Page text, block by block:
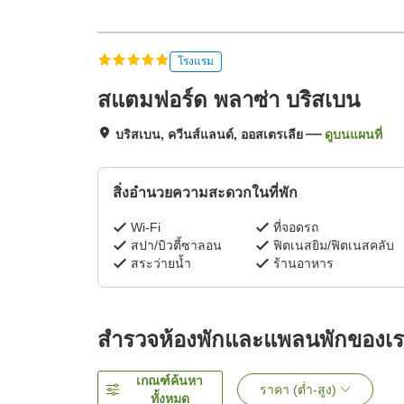
โรงแรม
สแตมฟอร์ด พลาซ่า บริสเบน
บริสเบน, ควีนส์แลนด์, ออสเตรเลีย ดูบนแผนที่
สิ่งอำนวยความสะดวกในที่พัก
Wi-Fi
ที่จอดรถ
สปา/บิวตี้ซาลอน
ฟิตเนสยิม/ฟิตเนสคลับ
สระว่ายน้ำ
ร้านอาหาร
สำรวจห้องพักและแพลนพักของเ
เกณฑ์ค้นหา
ทั้งหมด
ราคา (ต่ำ-สูง)